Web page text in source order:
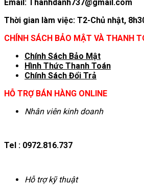
Email: Thanhdanh737@gmail.com
Thời gian làm việc: T2-Chủ nhật,
CHÍNH SÁCH BẢO MẬT VÀ THANH
Chính Sách Bảo Mật
Hình Thức Thanh Toán
Chính Sách Đổi Trả
HỖ TRỢ BÁN HÀNG ONLINE
Nhân viên kinh doanh
Tel : 0972.816.737
Hỗ trợ kỹ thuật